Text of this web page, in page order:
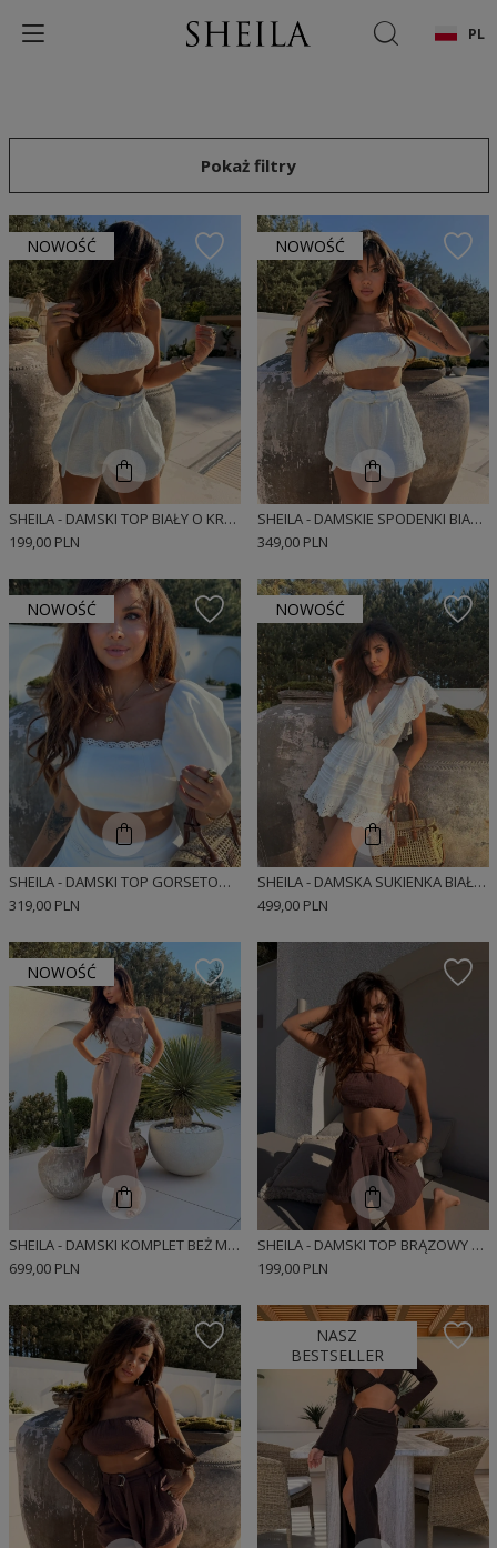
PL
Pokaż filtry
NOWOŚĆ
SHEILA - DAMSKI TOP BIAŁY O KROJU TYPU BOMBKA 'MARIS'
199,00 PLN
NOWOŚĆ
SHEILA - DAMSKIE SPODENKI BIAŁE O KROJU TYPU BOMBKA 'MARISA'
349,00 PLN
NOWOŚĆ
SHEILA - DAMSKI TOP GORSETOWY Z KORONKĄ BIAŁY 'SANTORINI'
319,00 PLN
NOWOŚĆ
SHEILA - DAMSKA SUKIENKA BIAŁA Z AŻUROWYMI TAŚMAMI 'SOLLER'
499,00 PLN
NOWOŚĆ
SHEILA - DAMSKI KOMPLET BEŻ MOKKA TOP ZE SPÓDNICZKĄ 'JACQUELINE'
699,00 PLN
SHEILA - DAMSKI TOP BRĄZOWY MUŚLINOWY O KROJU TYPU BOMBKA 'OTRICIA'
199,00 PLN
NASZ
BESTSELLER